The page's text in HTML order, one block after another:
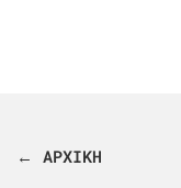
← ΑΡΧΙΚΗ